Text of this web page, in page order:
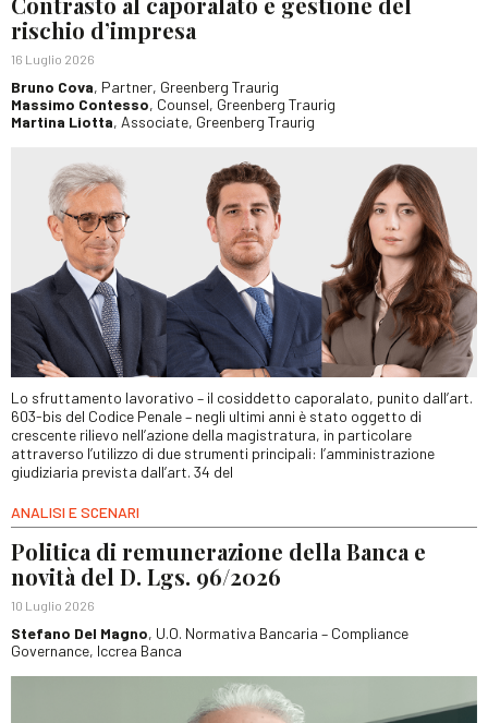
rischio d’impresa
16 Luglio 2026
Bruno Cova, Partner, Greenberg Traurig
Massimo Contesso, Counsel, Greenberg Traurig
Martina Liotta, Associate, Greenberg Traurig
Lo sfruttamento lavorativo – il cosiddetto caporalato, punito dall’art.
603-bis del Codice Penale – negli ultimi anni è stato oggetto di
crescente rilievo nell’azione della magistratura, in particolare
attraverso l’utilizzo di due strumenti principali: l’amministrazione
giudiziaria prevista dall’art. 34 del
ANALISI E SCENARI
Politica di remunerazione della Banca e
novità del D. Lgs. 96/2026
10 Luglio 2026
Stefano Del Magno, U.O. Normativa Bancaria – Compliance
Governance, Iccrea Banca